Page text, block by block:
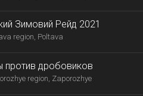
Зимовий Рейд 2021
region, Poltava
против дробовиков
region, Zaporozhye